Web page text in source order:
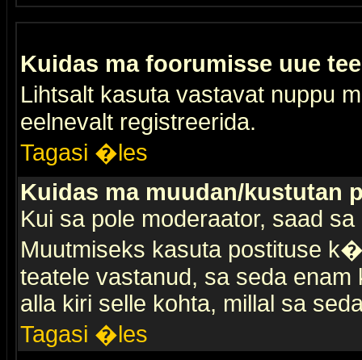
Kuidas ma foorumisse uue
Lihtsalt kasuta vastavat nuppu
eelnevalt registreerida.
Tagasi �les
Kuidas ma muudan/kustutan
Kui sa pole moderaator, saad
Muutmiseks kasuta postituse
teatele vastanud, sa seda
alla kiri selle kohta, millal sa
Tagasi �les